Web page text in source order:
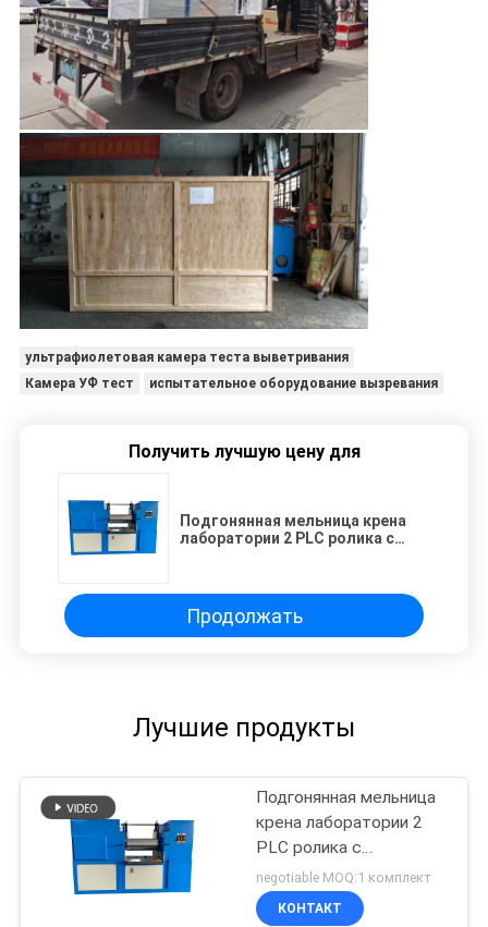
ультрафиолетовая камера теста выветривания
Камера УФ тест
испытательное оборудование вызревания
Получить лучшую цену для
Подгонянная мельница крена
лаборатории 2 PLC ролика с
Продолжать
Лучшие продукты
Подгонянная мельница
крена лаборатории 2
PLC ролика с
аварийным прибором
защиты
negotiable MOQ:1 комплект
КОНТАКТ